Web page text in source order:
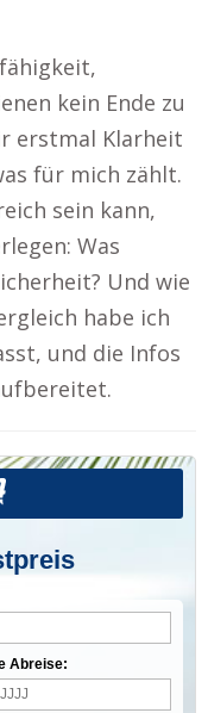
kein Ende zu
erstmal Klarheit
für mich zählt.
sein kann,
Was
Und wie
habe ich
und die Infos
Abreise: